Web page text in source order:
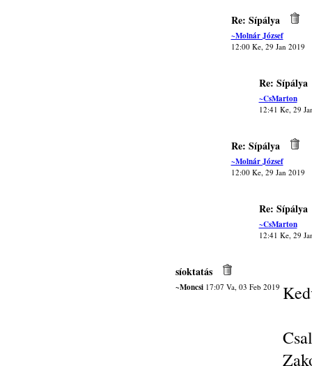
Re: Sípálya
~Molnár József
12:00 Ke, 29 Jan 2019
Re: Sípálya
~CsMarton
12:41 Ke, 29
Re: Sípálya
~Molnár József
12:00 Ke, 29 Jan 2019
Re: Sípálya
~CsMarton
12:41 Ke, 29
síoktatás
~Moncsi17:07 Va, 03 Feb 2019